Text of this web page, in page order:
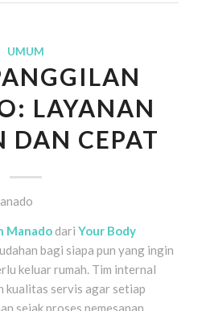
UMUM
LAYANAN
DAN CEPAT
Manadodari Your Body
bagi siapa pun yang ingin
keluar rumah. Tim internal
kualitas servis agar setiap
sejak proses pemesanan